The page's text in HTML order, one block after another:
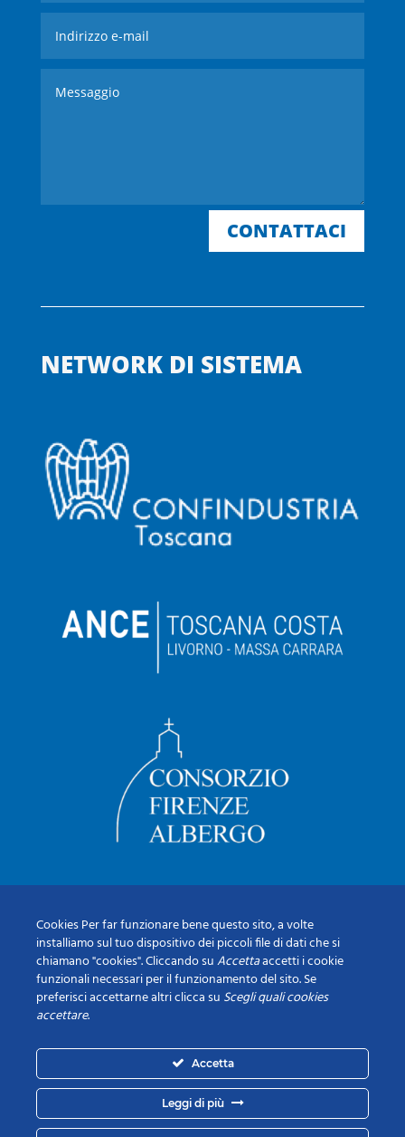
CONTATTACI
NETWORK DI SISTEMA
Cookies Per far funzionare bene questo sito, a volte
installiamo sul tuo dispositivo dei piccoli file di dati che si
chiamano "cookies". Cliccando suAccettaaccetti i cookie
funzionali necessari per il funzionamento del sito. Se
preferisci accettarne altri clicca su Scegli quali cookies
accettare.
Accetta
Leggi di più